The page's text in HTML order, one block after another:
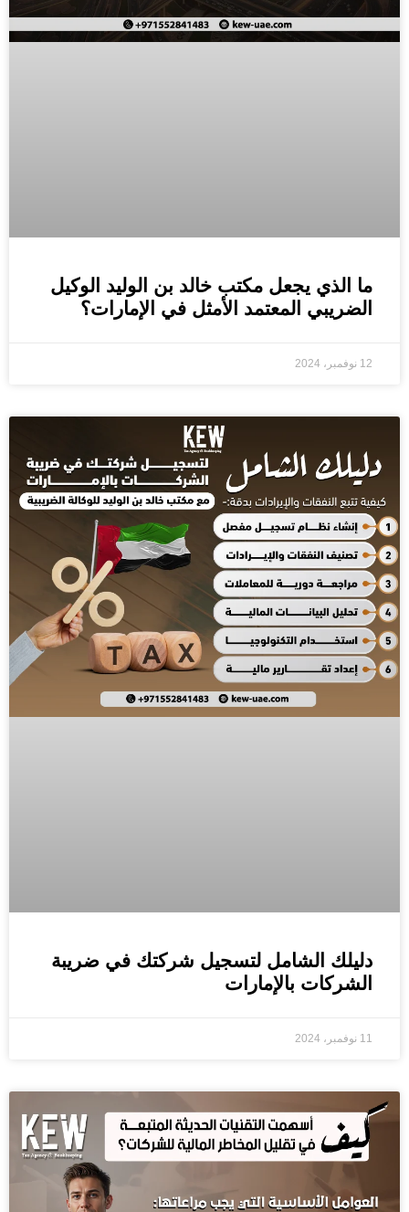
ما الذي يجعل مكتب خالد بن الوليد الوكيل
الضريبي المعتمد الأمثل في الإمارات؟
12 نوفمبر، 2024
دليلك الشامل لتسجيل شركتك في ضريبة
الشركات بالإمارات
11 نوفمبر، 2024